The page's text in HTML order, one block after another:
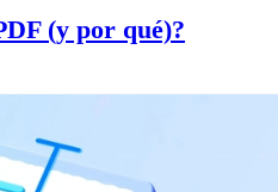
(y por qué)?